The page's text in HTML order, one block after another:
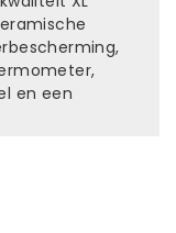
en een